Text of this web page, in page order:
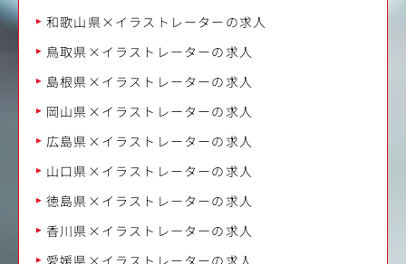
和歌山県×イラストレーターの求人
鳥取県×イラストレーターの求人
島根県×イラストレーターの求人
岡山県×イラストレーターの求人
広島県×イラストレーターの求人
山口県×イラストレーターの求人
徳島県×イラストレーターの求人
香川県×イラストレーターの求人
愛媛県×イラストレーターの求人